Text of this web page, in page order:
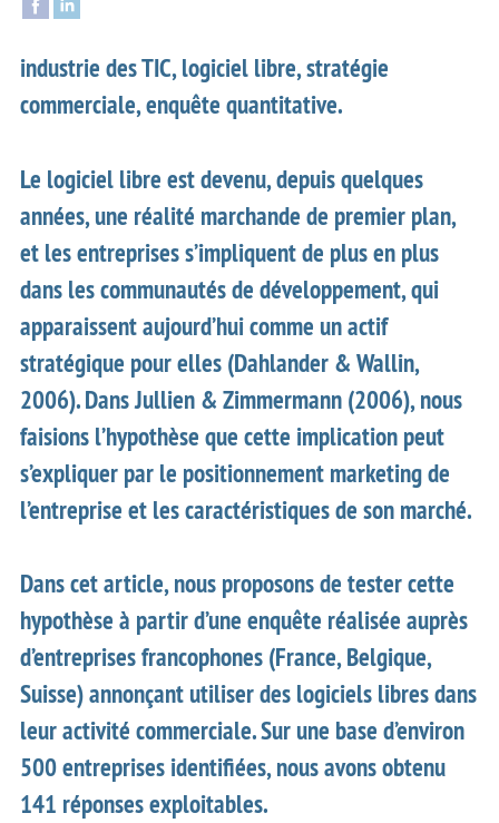
industrie des TIC, logiciel libre, stratégie
commerciale, enquête quantitative.
Le logiciel libre est devenu, depuis quelques
années, une réalité marchande de premier plan,
et les entreprises s’impliquent de plus en plus
dans les communautés de développement, qui
apparaissent aujourd’hui comme un actif
stratégique pour elles (Dahlander & Wallin,
2006). Dans Jullien & Zimmermann (2006), nous
faisions l’hypothèse que cette implication peut
s’expliquer par le positionnement marketing de
l’entreprise et les caractéristiques de son marché.
Dans cet article, nous proposons de tester cette
hypothèse à partir d’une enquête réalisée auprès
d’entreprises francophones (France, Belgique,
Suisse) annonçant utiliser des logiciels libres dans
leur activité commerciale. Sur une base d’environ
500 entreprises identifiées, nous avons obtenu
141 réponses exploitables.